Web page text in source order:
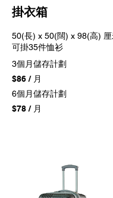
掛衣箱
50(長) x 50(闊) x 98(高)
可掛35件恤衫
3個月儲存計劃
$86 / 月
6個月儲存計劃
$78 / 月